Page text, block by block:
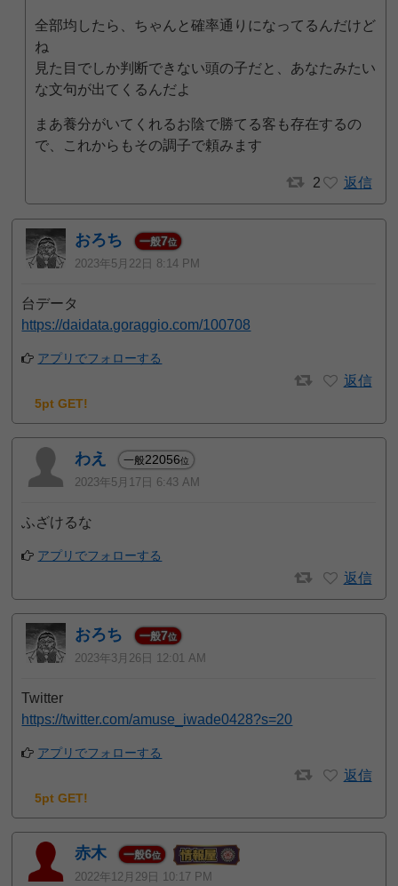
全部均したら、ちゃんと確率通りになってるんだけど
ね
見た目でしか判断できない頭の子だと、あなたみたい
な文句が出てくるんだよ
まあ養分がいてくれるお陰で勝てる客も存在するの
で、これからもその調子で頼みます
2 返信
おろち 一般7位
2023年5月22日 8:14 PM
台データ
https://daidata.goraggio.com/100708
アプリでフォローする
返信
5pt GET!
わえ 一般22056位
2023年5月17日 6:43 AM
ふざけるな
アプリでフォローする
返信
おろち 一般7位
2023年3月26日 12:01 AM
Twitter
https://twitter.com/amuse_iwade0428?s=20
アプリでフォローする
返信
5pt GET!
赤木 一般6位
2022年12月29日 10:17 PM